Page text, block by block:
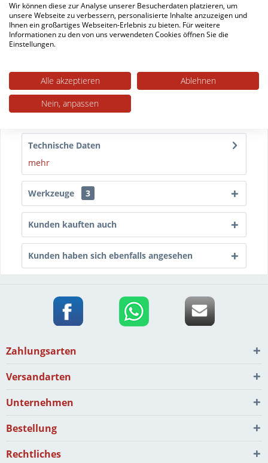
Datenblatt drucken
Beschreibung
Unser selbstklebendes Filzband grau ist...mehr
Trusted Shops Bewertungen
Technische Daten
mehr
Werkzeuge 3
Kunden kauften auch
Kunden haben sich ebenfalls angesehen
Zahlungsarten
Versandarten
Unternehmen
Bestellung
Rechtliches
Wir können diese zur Analyse unserer Besucherdaten platzieren, um
unsere Webseite zu verbessern, personalisierte Inhalte anzuzeigen und
Ihnen ein großartiges Webseiten-Erlebnis zu bieten. Für weitere
Informationen zu den von uns verwendeten Cookies öffnen Sie die
Einstellungen.
Alle akzeptieren
Ablehnen
Nein, anpassen